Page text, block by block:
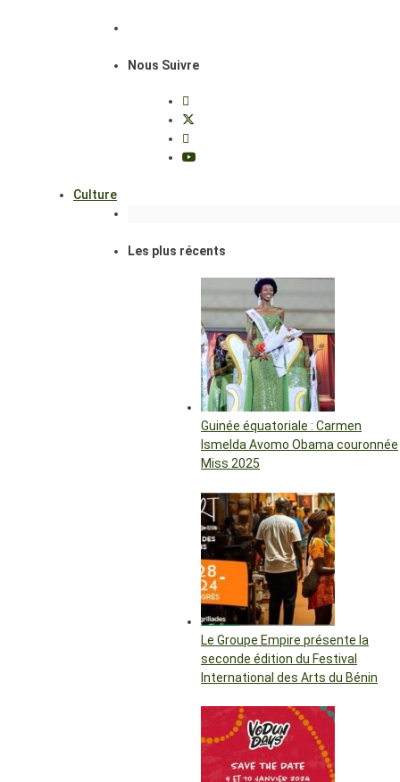
Nous Suivre
Culture
Les plus récents
Guinée équatoriale : Carmen
Ismelda Avomo Obama couronnée
Miss 2025
Le Groupe Empire présente la
seconde édition du Festival
International des Arts du Bénin